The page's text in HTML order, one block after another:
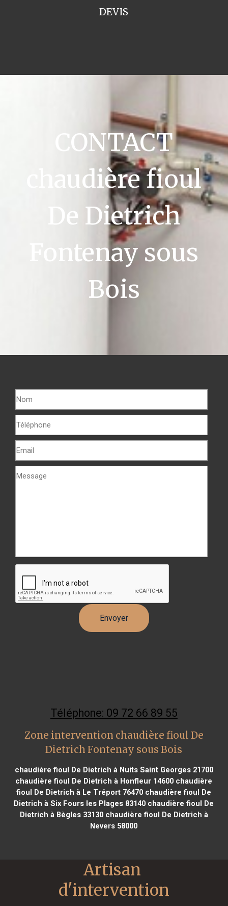
DEVIS
CONTACT
chaudière fioul
De Dietrich
Fontenay sous
Bois
Téléphone: 09 72 66 89 55
Zone intervention chaudière fioul De
Dietrich Fontenay sous Bois
chaudière fioul De Dietrich à Nuits Saint Georges 21700
chaudière fioul De Dietrich à Honfleur 14600 chaudière
fioul De Dietrich à Le Tréport 76470 chaudière fioul De
Dietrich à Six Fours les Plages 83140 chaudière fioul De
Dietrich à Bègles 33130chaudière fioul De Dietrich à
Nevers 58000
Artisan
d'intervention